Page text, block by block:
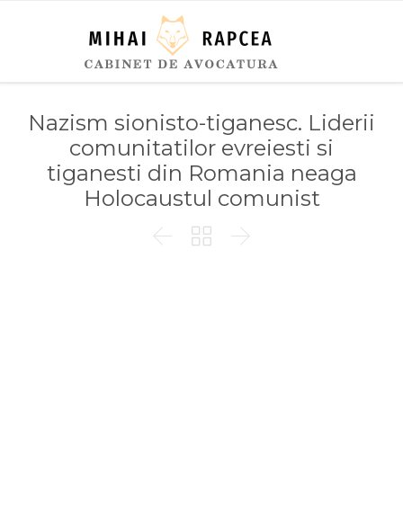
Nazism sionisto-tiganesc. Liderii
comunitatilor evreiesti si
tiganesti din Romania neaga
Holocaustul comunist
  